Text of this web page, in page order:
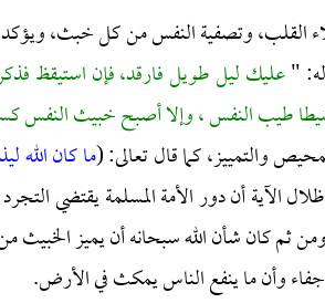
القلب، وتصفية النفس من كل خبث، ويؤكد
"عليك ليل طويل فارقد، فإن استيقظ
طيب النفس ، وإلا أصبح خبيث النفس
والتمييز، كما قال تعالى: (ما كان الله
وفي ظلال الآية أن دور الأمة المسلمة
ثم كان شأن الله سبحانه أن يميز الخبيث
وأن ما ينفع الناس يمكث في الأرض.